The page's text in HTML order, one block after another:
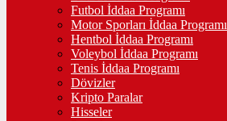
Futbol İddaa Programı
Motor Sporları İddaa Programı
Hentbol İddaa Programı
Voleybol İddaa Programı
Tenis İddaa Programı
Dövizler
Kripto Paralar
Hisseler